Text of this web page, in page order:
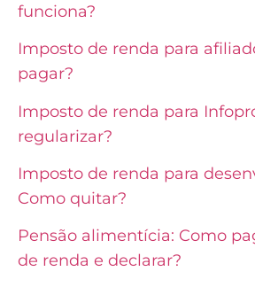
funciona?
Imposto de renda para
pagar?
Imposto de renda para
regularizar?
Imposto de renda para
Como quitar?
Pensão alimentícia: Como
de renda e declarar?